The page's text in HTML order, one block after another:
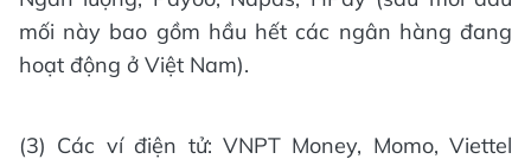
mối này bao gồm hầu hết các ngân hàng đang
hoạt động ở Việt Nam).
(3) Các ví điện tử: VNPT Money, Momo, Viettel